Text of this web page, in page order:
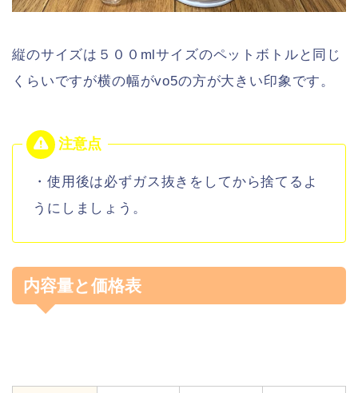
縦のサイズは５００mlサイズのペットボトルと同じ
くらいですが横の幅がvo5の方が大きい印象です。
・使用後は必ずガス抜きをしてから捨てるよ
うにしましょう。
内容量と価格表